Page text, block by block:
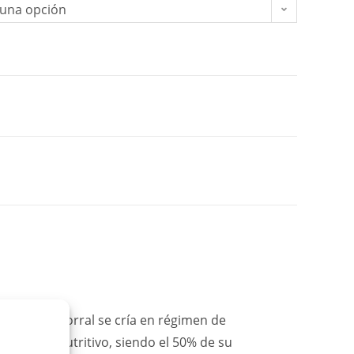
opción
pollo de corral se cría en régimen de
valor nutritivo, siendo el 50% de su